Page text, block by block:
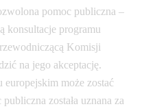
pomoc publiczna –
konsultacje programu
Komisji
na jego akceptację.
może zostać
została uznana za